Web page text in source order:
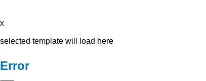
x
selected template will load here
Error